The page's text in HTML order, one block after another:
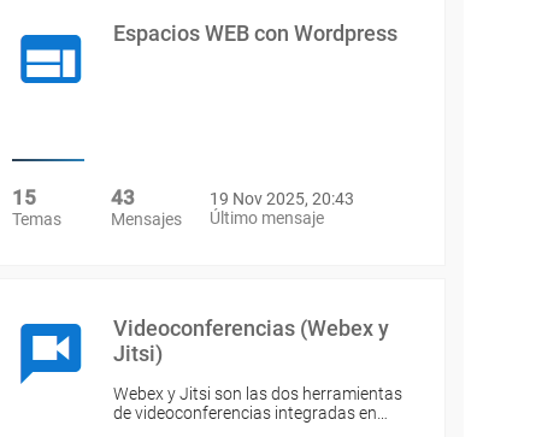
Espacios WEB con Wordpress
15
Temas
43
Mensajes
19 Nov 2025, 20:43
Último mensaje
Videoconferencias (Webex y
Jitsi)
Webex y Jitsi son las dos herramientas
de videoconferencias integradas en…